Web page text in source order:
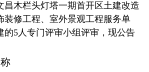
招采
招商
昌木栏头灯塔一期首开区土建改造
装修工程、室外景观工程服务单
的5人专门评审小组评审，现公告